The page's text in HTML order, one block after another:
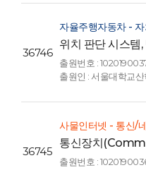
36746
자율주행자동차 -
위치 판단 시스템
기록매체
COMPUTER
출원번호 :
출원인 : 서울대학교
36745
사물인터넷 - 통신/
통신장치
출원번호 :